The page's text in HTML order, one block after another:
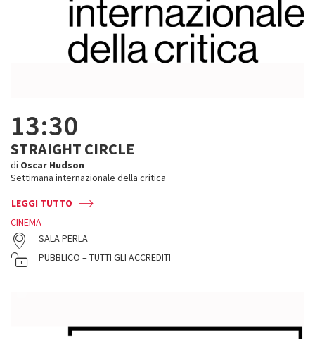
13:30
STRAIGHT CIRCLE
di Oscar Hudson
Settimana internazionale della critica
LEGGI TUTTO
CINEMA
SALA PERLA
PUBBLICO – TUTTI GLI ACCREDITI